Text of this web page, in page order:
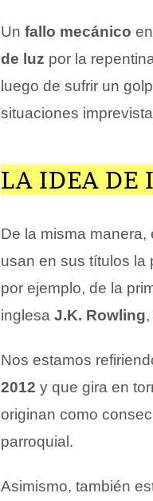
Un fallo mecánico
de luz por la
luego de sufrir un
situaciones
LA IDEA DE
De la misma
usan en sus títulos la
por ejemplo, de la
inglesa J.K. Rowling
Nos estamos
2012 y que gira en
originan como
parroquial.
Asimismo, también